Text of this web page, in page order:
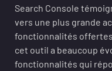
Search Console
vers une plus grande
fonctionnalités
cet outil a beaucoup
fonctionnalités qui